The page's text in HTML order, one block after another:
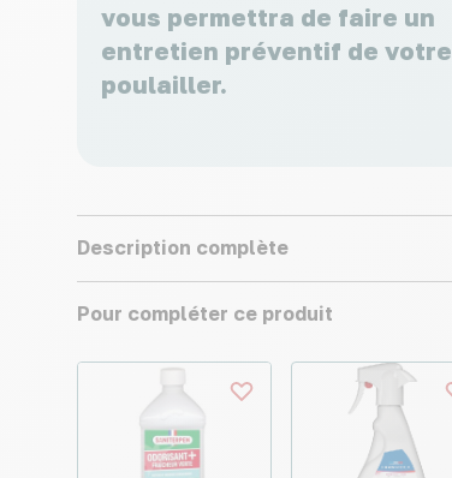
vous permettra de faire un
entretien préventif de votre
poulailler.
Description complète
Pour compléter ce produit